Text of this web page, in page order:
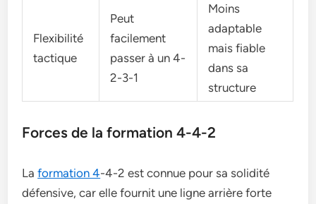
Flexibilité
tactique
Peut
facilement
passer à un 4-
2-3-1
Moins
adaptable
mais fiable
dans sa
structure
Forces de la formation 4-4-2
Laformation 4-4-2 est connue pour sa solidité
défensive, car elle fournit une ligne arrière forte